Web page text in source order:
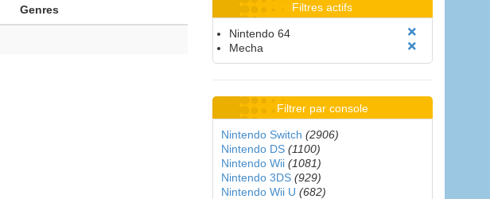
Genres Filtres actifs
Nintendo 64
Mecha
Filtrer par console
Nintendo Switch (2906)
Nintendo DS (1100)
Nintendo Wii (1081)
Nintendo 3DS (929)
Nintendo Wii U (682)